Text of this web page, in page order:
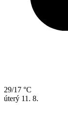
29/17 °C
úterý 11. 8.